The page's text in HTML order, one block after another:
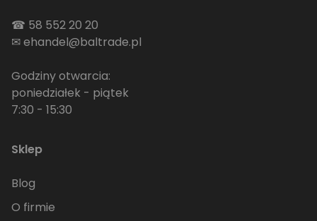
☎ 58 552 20 20
✉ehandel@baltrade.pl
Godziny otwarcia:
poniedziałek - piątek
7:30 - 15:30
Sklep
Blog
O firmie